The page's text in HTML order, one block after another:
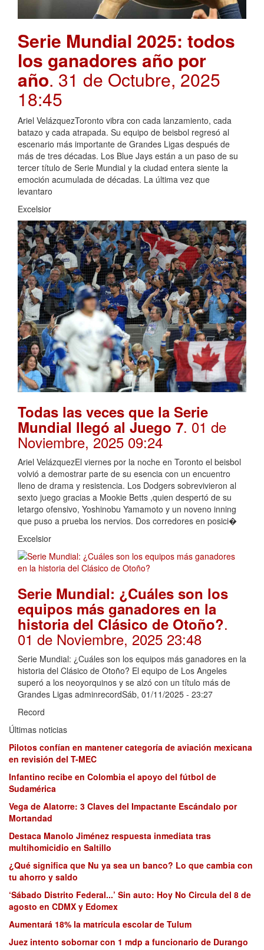
Serie Mundial 2025: todos
los ganadores año por
año. 31 de Octubre, 2025
18:45
Ariel VelázquezToronto vibra con cada lanzamiento, cada
batazo y cada atrapada. Su equipo de beisbol regresó al
escenario más importante de Grandes Ligas después de
más de tres décadas. Los Blue Jays están a un paso de su
tercer título de Serie Mundial y la ciudad entera siente la
emoción acumulada de décadas. La última vez que
levantaro
Excelsior
Todas las veces que la Serie
Mundial llegó al Juego 7. 01 de
Noviembre, 2025 09:24
Ariel VelázquezEl viernes por la noche en Toronto el beisbol
volvió a demostrar parte de su esencia con un encuentro
lleno de drama y resistencia. Los Dodgers sobrevivieron al
sexto juego gracias a Mookie Betts ,quien despertó de su
letargo ofensivo, Yoshinobu Yamamoto y un noveno inning
que puso a prueba los nervios. Dos corredores en posici�
Excelsior
Serie Mundial: ¿Cuáles son los
equipos más ganadores en la
historia del Clásico de Otoño?.
01 de Noviembre, 2025 23:48
Serie Mundial: ¿Cuáles son los equipos más ganadores en la
historia del Clásico de Otoño? El equipo de Los Angeles
superó a los neoyorquinos y se alzó con un título más de
Grandes Ligas adminrecordSáb, 01/11/2025 - 23:27
Record
Últimas noticias
Pilotos confían en mantener categoría de aviación mexicana
en revisión del T-MEC
Infantino recibe en Colombia el apoyo del fútbol de
Sudamérica
Vega de Alatorre: 3 Claves del Impactante Escándalo por
Mortandad
Destaca Manolo Jiménez respuesta inmediata tras
multihomicidio en Saltillo
¿Qué significa que Nu ya sea un banco? Lo que cambia con
tu ahorro y saldo
‘Sábado Distrito Federal...’ Sin auto: Hoy No Circula del 8 de
agosto en CDMX y Edomex
Aumentará 18% la matrícula escolar de Tulum
Juez intento sobornar con 1 mdp a funcionario de Durango